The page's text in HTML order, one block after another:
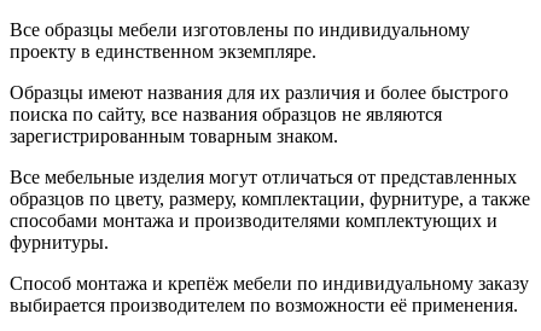
Все образцы мебели изготовлены по индивидуальному
проекту в единственном экземпляре.
Образцы имеют названия для их различия и более быстрого
поиска по сайту, все названия образцов не являются
зарегистрированным товарным знаком.
Все мебельные изделия могут отличаться от представленных
образцов по цвету, размеру, комплектации, фурнитуре, а также
способами монтажа и производителями комплектующих и
фурнитуры.
Способ монтажа и крепёж мебели по индивидуальному заказу
выбирается производителем по возможности её применения.